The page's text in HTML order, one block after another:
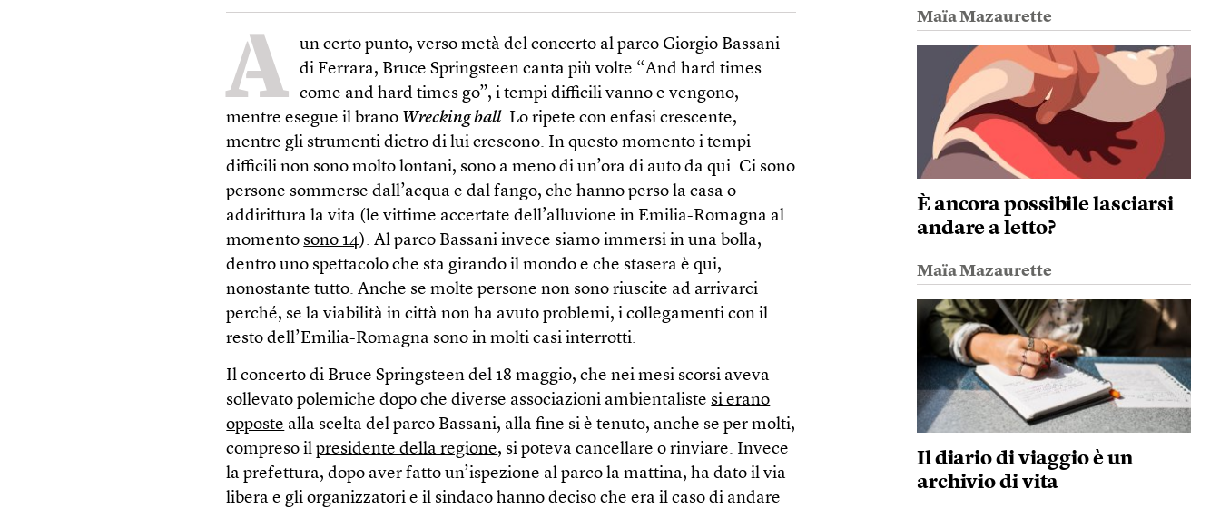
A
un certo punto, verso metà del concerto al parco Giorgio Bassani
di Ferrara, Bruce Springsteen canta più volte “And hard times
come and hard times go”, i tempi difficili vanno e vengono,
mentre esegue il brano Wrecking ball. Lo ripete con enfasi crescente,
mentre gli strumenti dietro di lui crescono. In questo momento i tempi
difficili non sono molto lontani, sono a meno di un’ora di auto da qui. Ci sono
persone sommerse dall’acqua e dal fango, che hanno perso la casa o
addirittura la vita (le vittime accertate dell’alluvione in Emilia-Romagna al
momento sono 14). Al parco Bassani invece siamo immersi in una bolla,
dentro uno spettacolo che sta girando il mondo e che stasera è qui,
nonostante tutto. Anche se molte persone non sono riuscite ad arrivarci
perché, se la viabilità in città non ha avuto problemi, i collegamenti con il
resto dell’Emilia-Romagna sono in molti casi interrotti.
Il concerto di Bruce Springsteen del 18 maggio, che nei mesi scorsi aveva
sollevato polemiche dopo che diverse associazioni ambientaliste si erano
opposte alla scelta del parco Bassani, alla fine si è tenuto, anche se per molti,
compreso ilpresidente della regione, si poteva cancellare o rinviare. Invece
la prefettura, dopo aver fatto un’ispezione al parco la mattina, ha dato il via
libera e gli organizzatori e il sindaco hanno deciso che era il caso di andare
Maïa Mazaurette
È ancora possibile lasciarsi
andare a letto?
Maïa Mazaurette
Il diario di viaggio è un
archivio di vita